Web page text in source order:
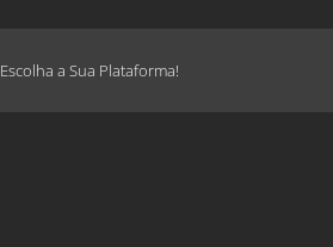
a Sua Plataforma!